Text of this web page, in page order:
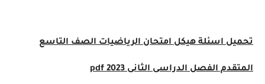
تحميلاسئلة هيكل امتحان الرياضياتالصف التاسع
المتقدمالفصل الدراسى الثانى 2023 pdf